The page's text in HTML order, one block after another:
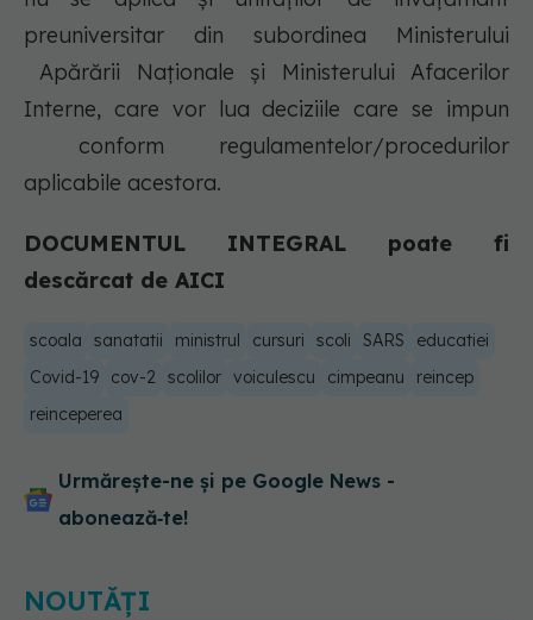
preuniversitar din subordinea Ministerului
Apărării Naționale și Ministerului Afacerilor
Interne, care vor lua deciziile care se impun
conform regulamentelor/procedurilor
aplicabile acestora.
DOCUMENTUL INTEGRAL poate fi
descărcat de AICI
scoala sanatatii ministrul cursuri scoli SARS
educatiei
Covid-19
cov-2 scolilor voiculescu cimpeanu
reincep
reinceperea
Urmărește-ne și pe Google News -
abonează‑te!
NOUTĂȚI